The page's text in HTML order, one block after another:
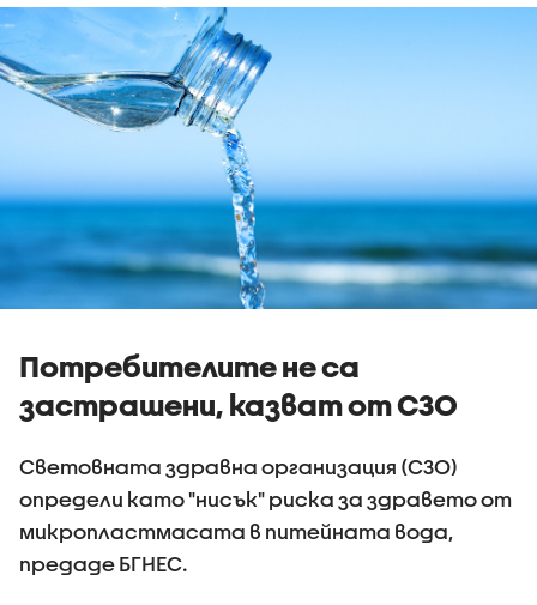
Потребителите не са
застрашени, казват от СЗО
Световната здравна организация (СЗО)
определи като "нисък" риска за здравето от
микропластмасата в питейната вода,
предаде БГНЕС.